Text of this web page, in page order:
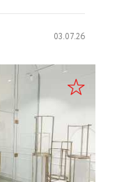
03.07.26